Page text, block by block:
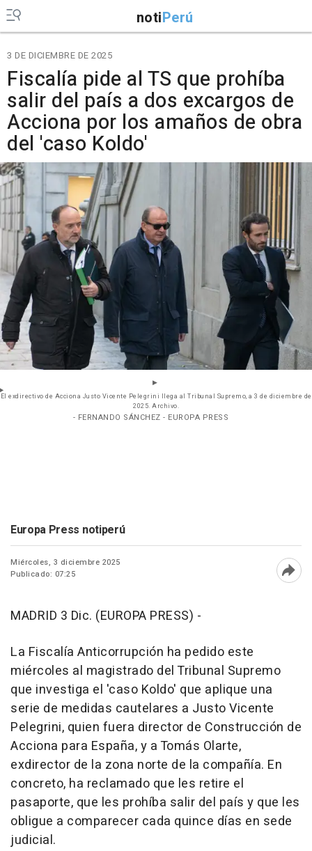
notiPerú
3 DE DICIEMBRE DE 2025
Fiscalía pide al TS que prohíba
salir del país a dos excargos de
Acciona por los amaños de obra
del 'caso Koldo'
El exdirectivo de Acciona Justo Vicente Pelegrini llega al Tribunal Supremo, a 3 de diciembre de
2025. Archivo.
- FERNANDO SÁNCHEZ - EUROPA PRESS
Europa Press notiperú
Miércoles, 3 diciembre 2025
Publicado: 07:25
MADRID 3 Dic. (EUROPA PRESS) -
La Fiscalía Anticorrupción ha pedido este
miércoles al magistrado del Tribunal Supremo
que investiga el 'caso Koldo' que aplique una
serie de medidas cautelares a Justo Vicente
Pelegrini, quien fuera director de Construcción de
Acciona para España, y a Tomás Olarte,
exdirector de la zona norte de la compañía. En
concreto, ha reclamado que les retire el
pasaporte, que les prohíba salir del país y que les
obligue a comparecer cada quince días en sede
judicial.